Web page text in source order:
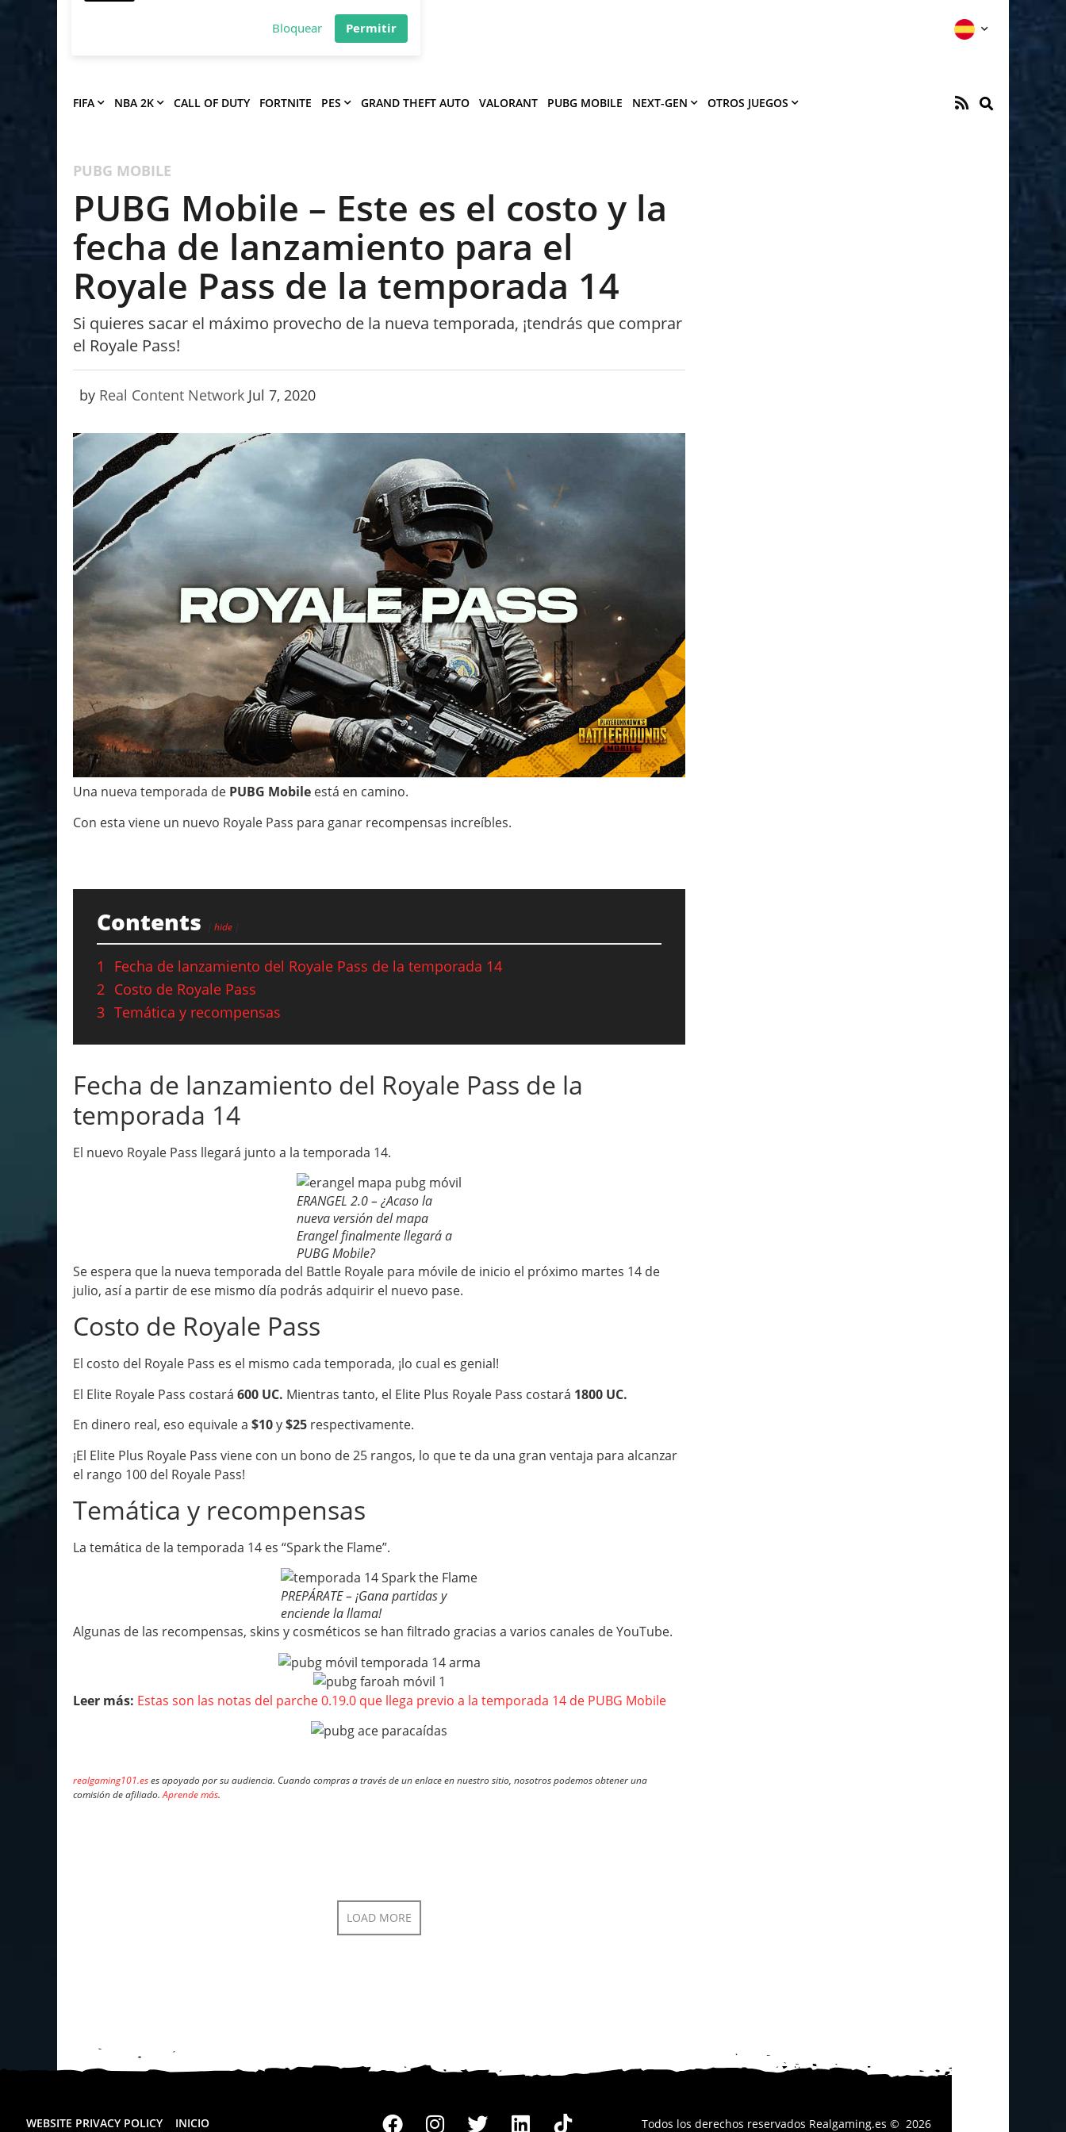
Deja que Gfinity Digital Network te envíe
notificaciones de los mejores artículos.
×
FIFA NBA 2K CALL OF DUTY FORTNITE PES GRAND THEFT AUTO VALORANT PUBG MOBILE NEXT-GEN OTROS JUEGOS
PUBG MOBILE
PUBG Mobile – Este es el costo y la
fecha de lanzamiento para el
Royale Pass de la temporada 14
Si quieres sacar el máximo provecho de la nueva temporada, ¡tendrás que comprar
el Royale Pass!
by Real Content Network Jul 7, 2020
Una nueva temporada de PUBG Mobile está en camino.
Con esta viene un nuevo Royale Pass para ganar recompensas increíbles.
Contents hide
1
Fecha de lanzamiento del Royale Pass de la temporada 14
2 Costo de Royale Pass
3 Temática y recompensas
Fecha de lanzamiento del Royale Pass de la
temporada 14
El nuevo Royale Pass llegará junto a la temporada 14.
ERANGEL 2.0 – ¿Acaso la
nueva versión del mapa
Erangel finalmente llegará a
PUBG Mobile?
Se espera que la nueva temporada del Battle Royale para móvile de inicio el próximo martes 14 de
julio, así a partir de ese mismo día podrás adquirir el nuevo pase.
Costo de Royale Pass
El costo del Royale Pass es el mismo cada temporada, ¡lo cual es genial!
El Elite Royale Pass costará 600 UC. Mientras tanto, el Elite Plus Royale Pass costará 1800 UC.
En dinero real, eso equivale a $10y$25 respectivamente.
¡El Elite Plus Royale Pass viene con un bono de 25 rangos, lo que te da una gran ventaja para alcanzar
el rango 100 del Royale Pass!
Temática y recompensas
La temática de la temporada 14 es “Spark the Flame”.
PREPÁRATE – ¡Gana partidas y
enciende la llama!
Algunas de las recompensas, skins y cosméticos se han filtrado gracias a varios canales de YouTube.
Leer más: Estas son las notas del parche 0.19.0 que llega previo a la temporada 14 de PUBG Mobile
realgaming101.eses apoyado por su audiencia. Cuando compras a través de un enlace en nuestro sitio, nosotros podemos obtener una
comisión de afiliado.Aprende más.
LOAD MORE
WEBSITE PRIVACY POLICY
INICIO
Todos los derechos reservados Realgaming.es © 2026